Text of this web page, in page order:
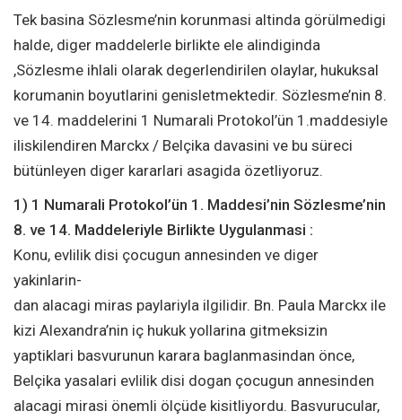
Tek basina Sözlesme’nin korunmasi altinda görülmedigi
halde, diger maddelerle birlikte ele alindiginda
,Sözlesme ihlali olarak degerlendirilen olaylar, hukuksal
korumanin boyutlarini genisletmektedir. Sözlesme’nin 8.
ve 14. maddelerini 1 Numarali Protokol’ün 1.maddesiyle
iliskilendiren Marckx / Belçika davasini ve bu süreci
bütünleyen diger kararlari asagida özetliyoruz.
1) 1 Numarali Protokol’ün 1. Maddesi’nin Sözlesme’nin
8. ve 14. Maddeleriyle Birlikte Uygulanmasi :
Konu, evlilik disi çocugun annesinden ve diger
yakinlarin-
dan alacagi miras paylariyla ilgilidir. Bn. Paula Marckx ile
kizi Alexandra’nin iç hukuk yollarina gitmeksizin
yaptiklari basvurunun karara baglanmasindan önce,
Belçika yasalari evlilik disi dogan çocugun annesinden
alacagi mirasi önemli ölçüde kisitliyordu. Basvurucular,